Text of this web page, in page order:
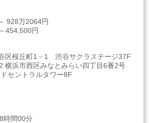
928万2064円
454,500円
区桜丘町1－1 渋谷サクラステージ37F
横浜市西区みなとみらい四丁目6番2号
セントラルタワー8F
時間00分